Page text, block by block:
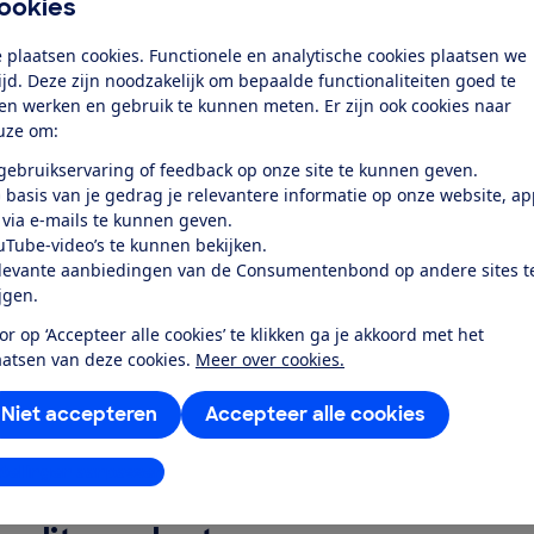
plaatsen cookies. Functionele en analytische cookies plaatsen we
Deze zijn noodzakelijk om bepaalde functionaliteiten goed te
werken en gebruik te kunnen meten. Er zijn ook cookies naar
om:
of feedback op onze site te kunnen geven.
basis van je gedrag je relevantere informatie op onze website,
e-mails te kunnen geven.
video’s te kunnen bekijken.
aanbiedingen van de Consumentenbond op andere sites
op ‘Accepteer alle cookies’ te klikken ga je akkoord met het
van deze cookies. Meer over cookies.
Accepteer alle cookies
Niet accepteren
aanpassen
standby-stand
toegang tot deze test?
Word lid
Al lid? Log in